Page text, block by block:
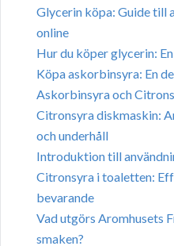
Glycerin köpa: Guide
online
Hur du köper glycerin:
Köpa askorbinsyra: En
Askorbinsyra och
Citronsyra diskmaskin:
och underhåll
Introduktion till
Citronsyra i toaletten:
bevarande
Vad utgörs Aromhusets
smaken?